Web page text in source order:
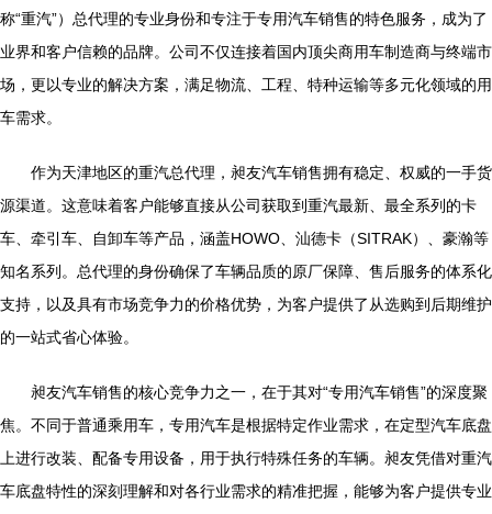
称“重汽”）总代理的专业身份和专注于专用汽车销售的特色服务，成为了
业界和客户信赖的品牌。公司不仅连接着国内顶尖商用车制造商与终端市
场，更以专业的解决方案，满足物流、工程、特种运输等多元化领域的用
车需求。
作为天津地区的重汽总代理，昶友汽车销售拥有稳定、权威的一手货
源渠道。这意味着客户能够直接从公司获取到重汽最新、最全系列的卡
车、牵引车、自卸车等产品，涵盖HOWO、汕德卡（SITRAK）、豪瀚等
知名系列。总代理的身份确保了车辆品质的原厂保障、售后服务的体系化
支持，以及具有市场竞争力的价格优势，为客户提供了从选购到后期维护
的一站式省心体验。
昶友汽车销售的核心竞争力之一，在于其对“专用汽车销售”的深度聚
焦。不同于普通乘用车，专用汽车是根据特定作业需求，在定型汽车底盘
上进行改装、配备专用设备，用于执行特殊任务的车辆。昶友凭借对重汽
车底盘特性的深刻理解和对各行业需求的精准把握，能够为客户提供专业